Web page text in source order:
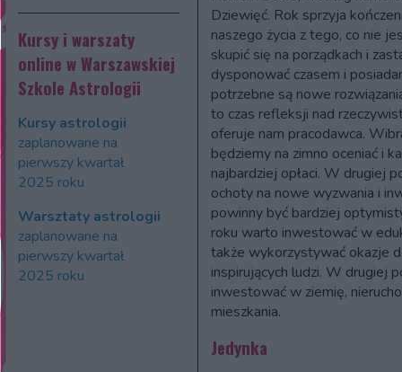
Kursy i warszaty
online w Warszawskiej
Szkole Astrologii
Kursy astrologii
zaplanowane na
pierwszy kwartał
2025 roku
Warsztaty astrologii
zaplanowane na
pierwszy kwartał
2025 roku
Dziewięć. Rok sprzyja
naszego życia z tego, co nie
skupić się na porządkach i
dysponować czasem i
potrzebne są nowe
to czas refleksji nad
oferuje nam pracodawca.
będziemy na zimno oceniać i
najbardziej opłaci. W drugiej
ochoty na nowe wyzwania i
powinny być bardziej
roku warto inwestować w
także wykorzystywać okazje
inspirujących ludzi. W drugiej
inwestować w ziemię,
mieszkania.
Jedynka